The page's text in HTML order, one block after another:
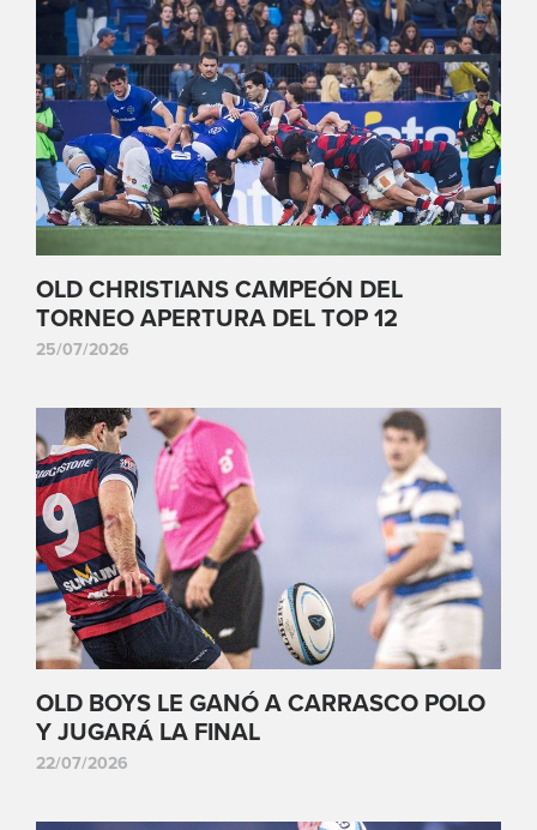
OLD CHRISTIANS CAMPEÓN DEL
TORNEO APERTURA DEL TOP 12
25/07/2026
OLD BOYS LE GANÓ A CARRASCO POLO
Y JUGARÁ LA FINAL
22/07/2026